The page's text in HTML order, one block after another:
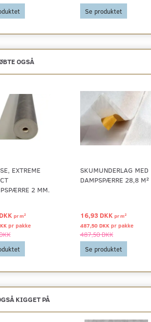
Se produktet
OGSÅ
EXTREME
2 MM.
prm2
pr pakke
SKUMUNDERLAG MED
DAMPSPÆRRE 28,8 M²
16,93 DKK prm2
487,50 DKK pr pakke
487,50 DKK
Se produktet
KIGGET PÅ